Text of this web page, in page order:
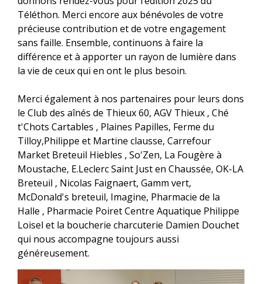
Téléthon. Merci encore aux bénévoles de votre
précieuse contribution et de votre engagement
sans faille. Ensemble, continuons à faire la
différence et à apporter un rayon de lumière dans
la vie de ceux qui en ont le plus besoin.
Merci également à nos partenaires pour leurs dons
le Club des aînés de Thieux 60, AGV Thieux , Ché
t'Chots Cartables , Plaines Papilles, Ferme du
Tilloy,Philippe et Martine clausse, Carrefour
Market Breteuil Hiebles , So'Zen, La Fougère à
Moustache, E.Leclerc Saint Just en Chaussée, OK-LA
Breteuil , Nicolas Faignaert, Gamm vert,
McDonald's breteuil, Imagine, Pharmacie de la
Halle , Pharmacie Poiret Centre Aquatique Philippe
Loisel et la boucherie charcuterie Damien Douchet
qui nous accompagne toujours aussi
généreusement.